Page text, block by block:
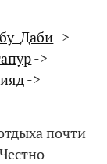
Даби->
->
->
почти